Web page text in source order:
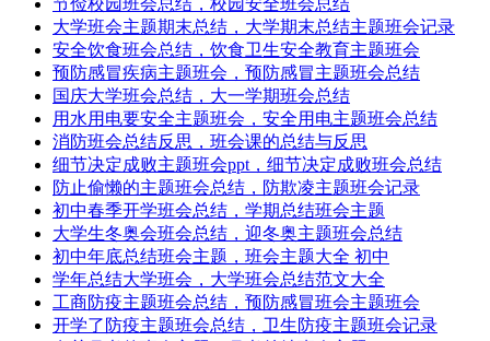
节俭校园班会总结，校园安全班会总结
大学班会主题期末总结，大学期末总结主题班会记录
安全饮食班会总结，饮食卫生安全教育主题班会
预防感冒疾病主题班会，预防感冒主题班会总结
国庆大学班会总结，大一学期班会总结
用水用电要安全主题班会，安全用电主题班会总结
消防班会总结反思，班会课的总结与反思
细节决定成败主题班会ppt，细节决定成败班会总结
防止偷懒的主题班会总结，防欺凌主题班会记录
初中春季开学班会总结，学期总结班会主题
大学生冬奥会班会总结，迎冬奥主题班会总结
初中年底总结班会主题，班会主题大全 初中
学年总结大学班会，大学班会总结范文大全
工商防疫主题班会总结，预防感冒班会主题班会
开学了防疫主题班会总结，卫生防疫主题班会记录